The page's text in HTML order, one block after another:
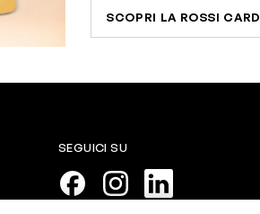
SCOPRI LA ROSSI CARD
SEGUICI SU